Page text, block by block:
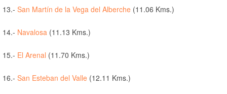
13.- San Martín de la Vega del Alberche (11.06 Kms.)
14.- Navalosa (11.13 Kms.)
15.- El Arenal (11.70 Kms.)
16.- San Esteban del Valle (12.11 Kms.)